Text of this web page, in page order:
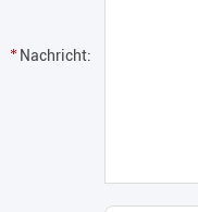
Nachricht: